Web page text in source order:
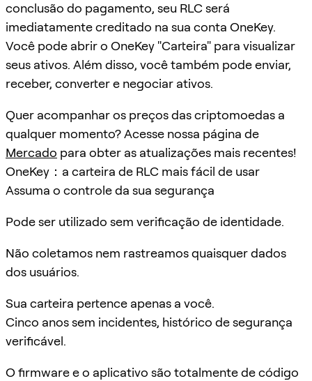
conclusão do pagamento, seu RLC será
imediatamente creditado na sua conta OneKey.
Você pode abrir o OneKey "Carteira" para visualizar
seus ativos. Além disso, você também pode enviar,
receber, converter e negociar ativos.
Quer acompanhar os preços das criptomoedas a
qualquer momento? Acesse nossa página de
Mercado para obter as atualizações mais recentes!
OneKey：a carteira de RLC mais fácil de usar
Assuma o controle da sua segurança
Pode ser utilizado sem verificação de identidade.
Não coletamos nem rastreamos quaisquer dados
dos usuários.
Sua carteira pertence apenas a você.
Cinco anos sem incidentes, histórico de segurança
verificável.
O firmware e o aplicativo são totalmente de código